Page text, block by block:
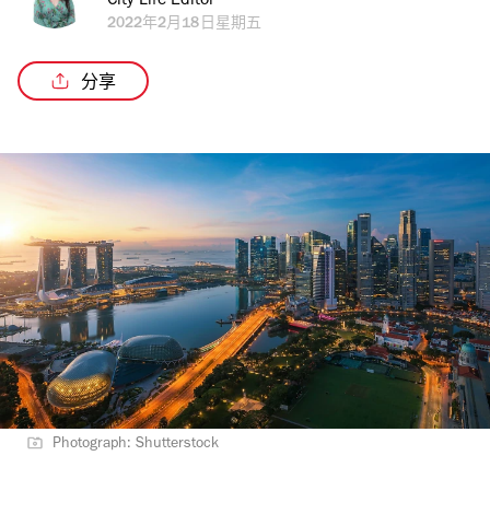
2022年2月18日星期五
分享
Photograph: Shutterstock